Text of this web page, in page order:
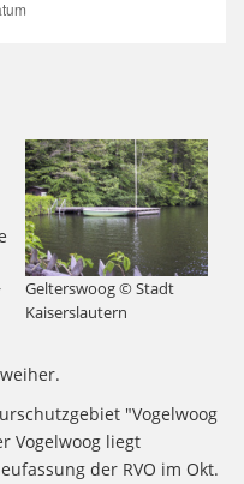
Gelterswoog © Stadt
Kaiserslautern
"Vogelwoog
Vogelwoog liegt
der RVO im Okt.